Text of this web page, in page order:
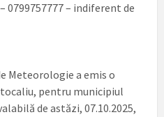
– indiferent de
Meteorologie a emis o
pentru municipiul
de astăzi, 07.10.2025,